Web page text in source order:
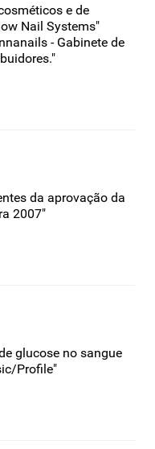
e de
Nail Systems"
- Gabinete de
da aprovação da
2007"
glucose no sangue
Profile"